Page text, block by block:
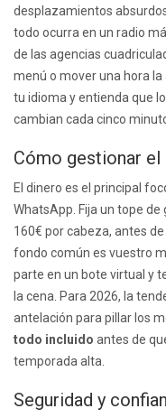
desplazamientos
todo ocurra en un radio
de las agencias
menú o mover una hora
tu idioma y entienda que
cambian cada cinco
Cómo gestionar
El dinero es el principal
WhatsApp. Fija un tope
160€ por cabeza, antes
fondo común es vuestro
parte en un bote virtual y
la cena. Para 2026, la
antelación para pillar los
todo incluido antes de
temporada alta.
Seguridad y